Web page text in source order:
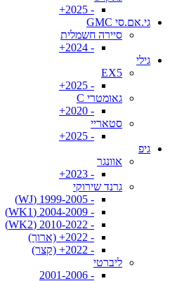
- 2025+
גי.אם.סי GMC
סיירה חשמלית
- 2024+
גילי
EX5
- 2025+
גאומטרי C
- 2020+
סטאריי
- 2025+
גיפ
אוונגר
- 2023+
גרנד שירוקי
- 1999-2005 (WJ)
- 2004-2009 (WK1)
- 2010-2022 (WK2)
- 2022+ (ארוך)
- 2022+ (קצר)
ליברטי
- 2001-2006